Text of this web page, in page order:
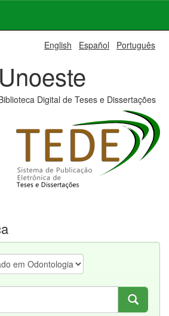
English Español Português
Unoeste
Digital de Teses e Dissertações